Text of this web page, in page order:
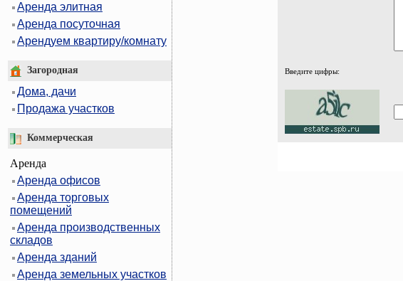
Аренда элитная
Аренда посуточная
Арендуем квартиру/комнату
Загородная
Дома, дачи
Продажа участков
Коммерческая
Аренда
Аренда офисов
Аренда торговых
помещений
Аренда производственных
складов
Аренда зданий
Аренда земельных участков
Введите цифры: